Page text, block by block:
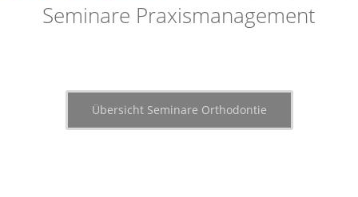
Seminare Praxismanagement
Übersicht Seminare Orthodontie